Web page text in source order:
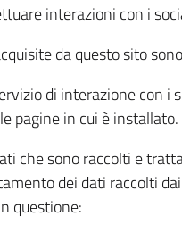
interazioni con i
da questo sito
di interazione con
pagine in cui è installato.
che sono raccolti e
dei dati raccolti
questione: